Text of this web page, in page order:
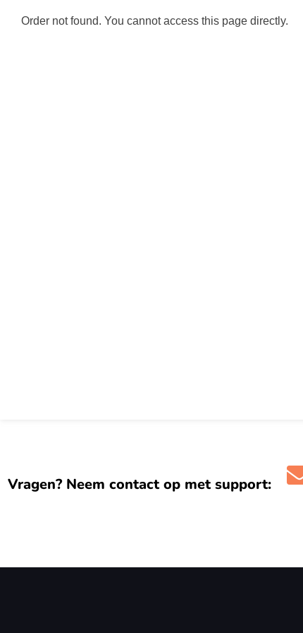
Order not found. You cannot access this page directly.
Vragen? Neem contact op met support: